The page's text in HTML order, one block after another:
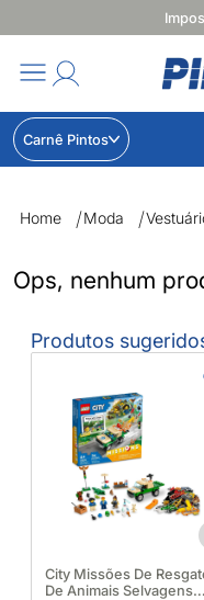
Carnê Pintos
Home
Moda
Ops, nenhum
Produtos
City Missões De
De Animais Selvagens